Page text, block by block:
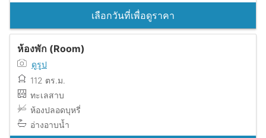
เลือกวันที่เพื่อดูราคา
ห้องพัก (Room)
ดูรูป
112 ตร.ม.
ทะเลสาบ
ห้องปลอดบุหรี่
อ่างอาบน้ำ